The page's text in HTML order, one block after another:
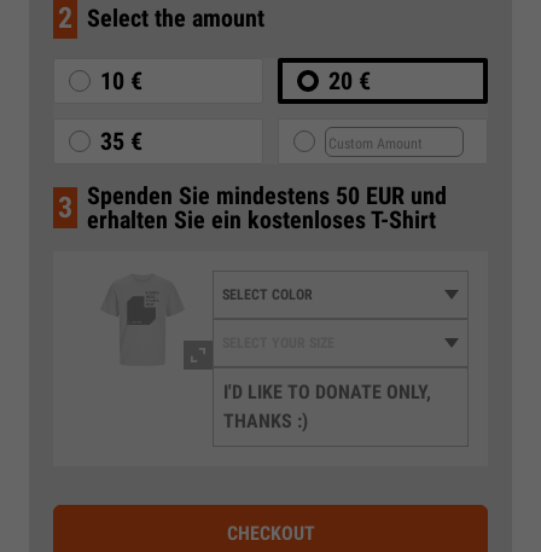
2 Select the amount
10 € 20 €
35 €
3 Spenden Sie mindestens 50 EUR und
erhalten Sie ein kostenloses T-Shirt
I'D LIKE TO DONATE ONLY,
THANKS :)
CHECKOUT